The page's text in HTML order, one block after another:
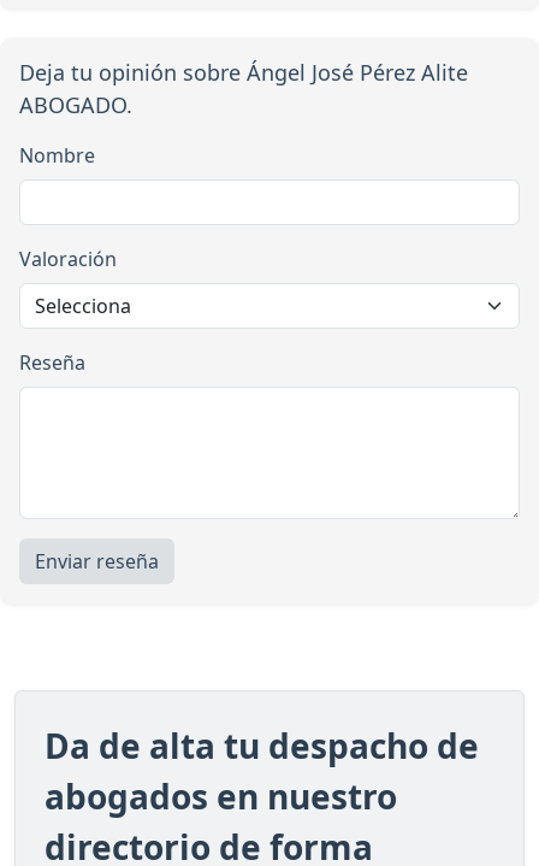
Deja tu opinión sobre Ángel José Pérez Alite
ABOGADO.
Nombre
Valoración
Reseña
Enviar reseña
Da de alta tu despacho de
abogados en nuestro
directorio de forma